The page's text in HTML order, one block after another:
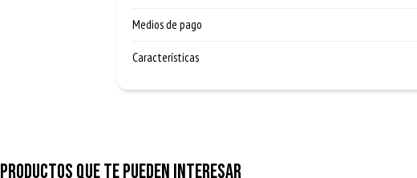
Medios de pago
Características
Productos que te pueden interesar